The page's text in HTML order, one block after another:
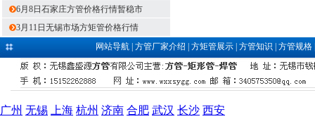
6月8日石家庄方管价格行情暂稳市
3月11日无锡市场方矩管价格行情
网站导航| 方管厂家介绍 方矩管展示| 方管知识 方管规格
广州 无锡 上海 杭州 济南 合肥 武汉 长沙 西安